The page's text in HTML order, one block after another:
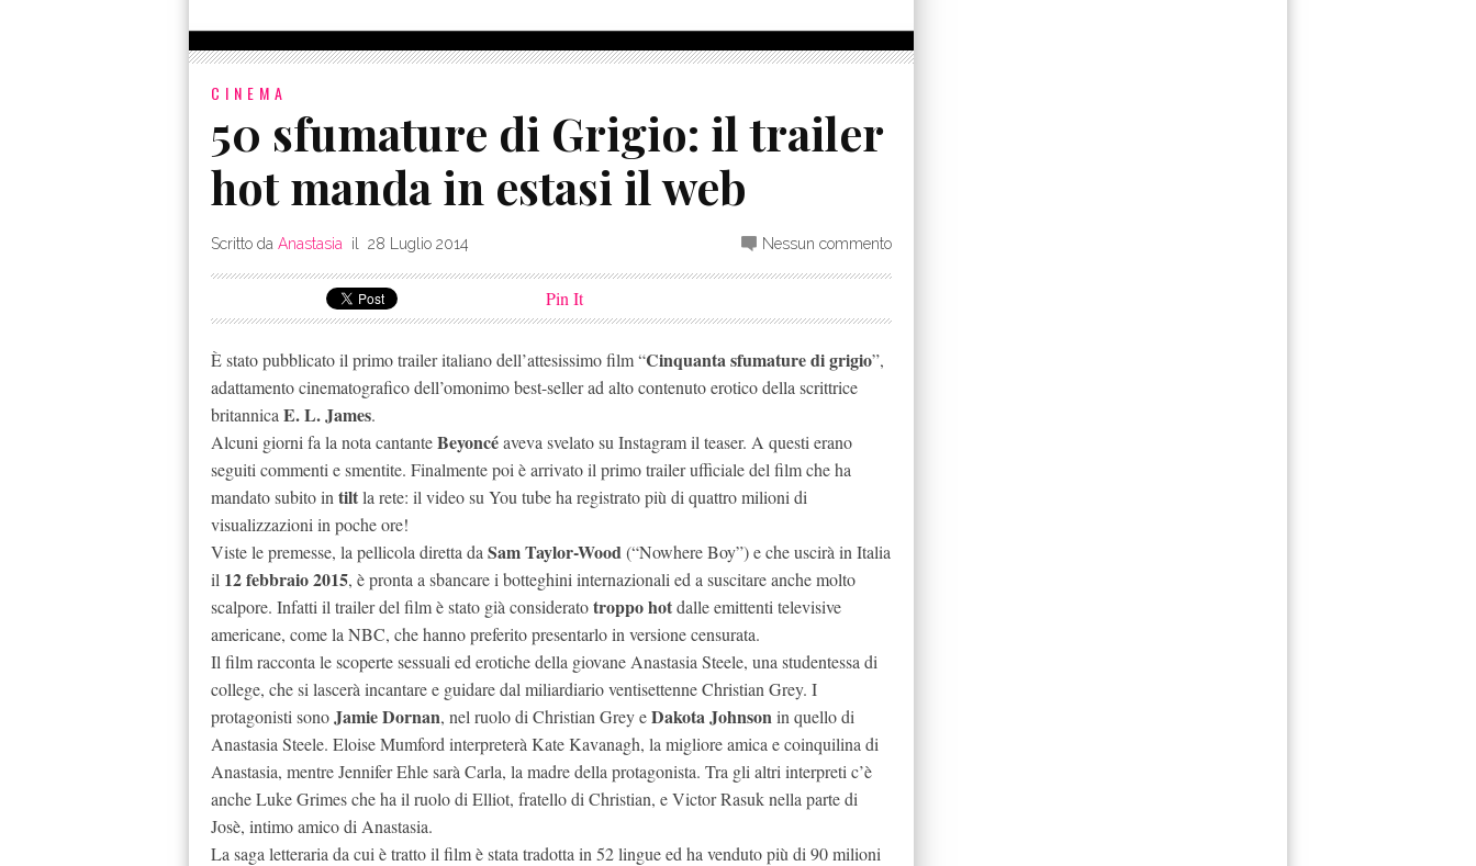
CINEMA
50 sfumature di Grigio: il trailer
hot manda in estasi il web
Scritto da Anastasia il 28 Luglio 2014 Nessun commento
Pin It
È stato pubblicato il primo trailer italiano dell’attesissimo film “Cinquanta sfumature di grigio”,
adattamento cinematografico dell’omonimo best-seller ad alto contenuto erotico della scrittrice
britannica E. L. James.
Alcuni giorni fa la nota cantanteBeyoncéaveva svelato su Instagram il teaser. A questi erano
seguiti commenti e smentite. Finalmente poi è arrivato il primo trailer ufficiale del film che ha
mandato subito in tiltla rete: il video su You tube ha registrato più di quattro milioni di
visualizzazioni in poche ore!
Viste le premesse, la pellicola diretta da Sam Taylor-Wood(“Nowhere Boy”) e che uscirà in Italia
il 12 febbraio 2015, è pronta a sbancare i botteghini internazionali ed a suscitare anche molto
scalpore. Infatti il trailer del film è stato già consideratotroppo hotdalle emittenti televisive
americane, come la NBC, che hanno preferito presentarlo in versione censurata.
Il film racconta le scoperte sessuali ed erotiche della giovane Anastasia Steele, una studentessa di
college, che si lascerà incantare e guidare dal miliardiario ventisettenne Christian Grey. I
protagonisti sonoJamie Dornan, nel ruolo di Christian Grey eDakota Johnsonin quello di
Anastasia Steele. Eloise Mumford interpreterà Kate Kavanagh, la migliore amica e coinquilina di
Anastasia, mentre Jennifer Ehle sarà Carla, la madre della protagonista. Tra gli altri interpreti c’è
anche Luke Grimes che ha il ruolo di Elliot, fratello di Christian, e Victor Rasuk nella parte di
Josè, intimo amico di Anastasia.
La saga letteraria da cui è tratto il film è stata tradotta in 52 lingue ed ha venduto più di 90 milioni